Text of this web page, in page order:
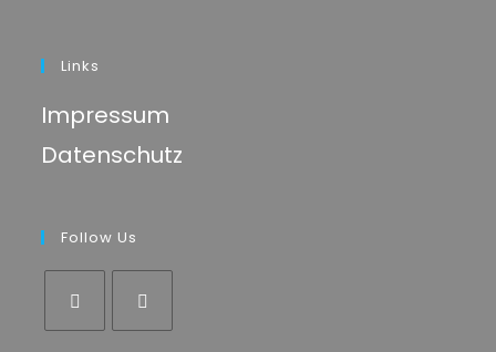
Links
Impressum
Datenschutz
Follow Us